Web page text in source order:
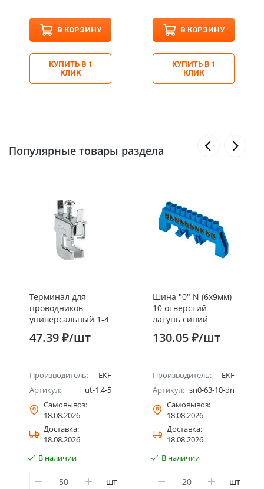
В КОРЗИНУ
КУПИТЬ В 1
КЛИК
В КОРЗИНУ
КУПИТЬ В 1
КЛИК
Популярные товары раздела
Терминал для
проводников
универсальный 1-4
мм2 на шину (5мм.)
EKF PROxima
47.39 ₽/шт
Производитель:
EKF
Артикул:
ut-1.4-5
Самовывоз:
18.08.2026
Доставка:
18.08.2026
В наличии
шт
Шина "0" N (6х9мм)
10 отверстий
латунь синий
нейлоновый корпус
комбинированный
130.05 ₽/шт
Производитель:
EKF
Артикул: sn0-63-10-dn
Самовывоз:
18.08.2026
Доставка:
18.08.2026
В наличии
шт